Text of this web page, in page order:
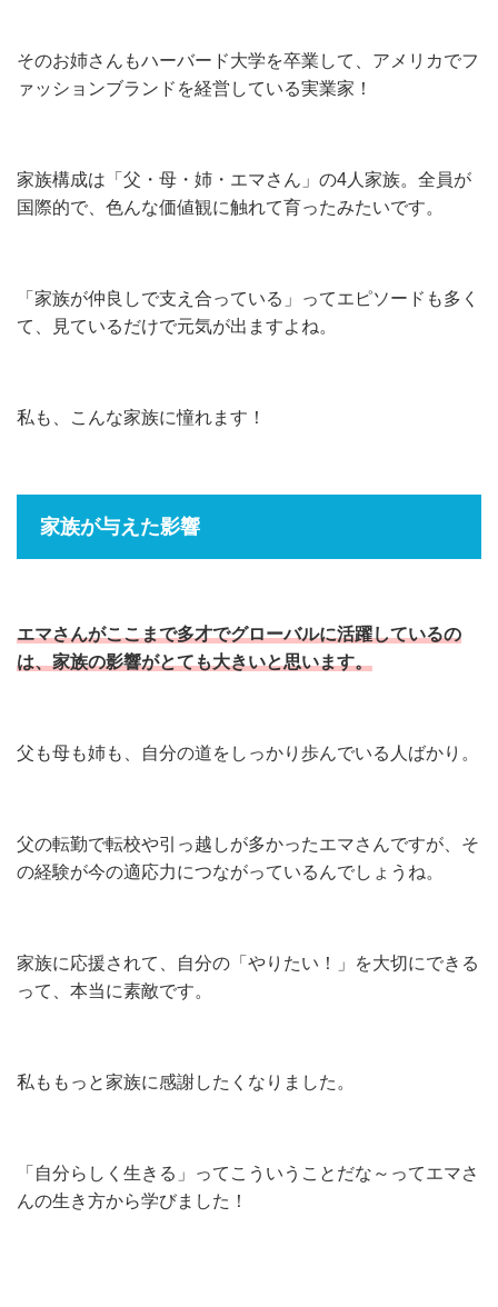
そのお姉さんもハーバード大学を卒業して、アメリカでフ
ァッションブランドを経営している実業家！
家族構成は「父・母・姉・エマさん」の4人家族。全員が
国際的で、色んな価値観に触れて育ったみたいです。
「家族が仲良しで支え合っている」ってエピソードも多く
て、見ているだけで元気が出ますよね。
私も、こんな家族に憧れます！
家族が与えた影響
エマさんがここまで多才でグローバルに活躍しているの
は、家族の影響がとても大きいと思います。
父も母も姉も、自分の道をしっかり歩んでいる人ばかり。
父の転勤で転校や引っ越しが多かったエマさんですが、そ
の経験が今の適応力につながっているんでしょうね。
家族に応援されて、自分の「やりたい！」を大切にできる
って、本当に素敵です。
私ももっと家族に感謝したくなりました。
「自分らしく生きる」ってこういうことだな～ってエマさ
んの生き方から学びました！